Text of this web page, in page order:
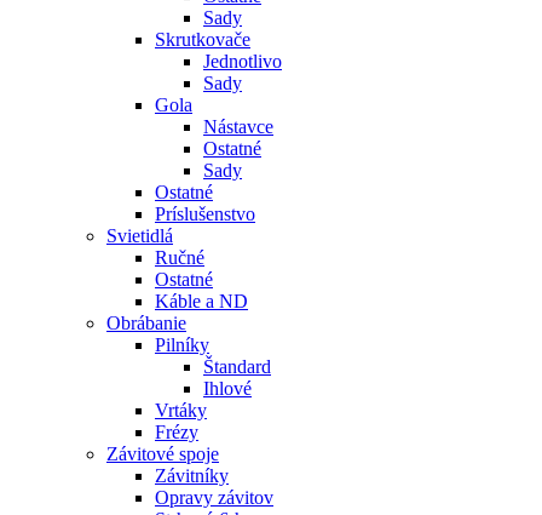
Sady
Skrutkovače
Jednotlivo
Sady
Gola
Nástavce
Ostatné
Sady
Ostatné
Príslušenstvo
Svietidlá
Ručné
Ostatné
Káble a ND
Obrábanie
Pilníky
Štandard
Ihlové
Vrtáky
Frézy
Závitové spoje
Závitníky
Opravy závitov